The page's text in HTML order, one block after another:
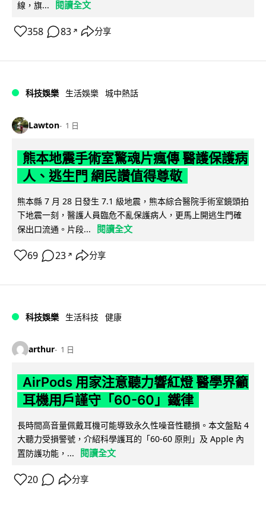
線，旗...
閱讀全文
358 83 ↗ 分享
科技娛樂 生活娛樂 城中熱話
Lawton 1 日
熊本地震手術室驚魂片瘋傳 醫護保護病
人、逃生門 網民讚值得尊敬
熊本縣 7 月 28 日發生 7.1 級地震，熊本綜合醫院手術室鏡頭拍
下地震一刻，醫護人員臨危不亂保護病人，更馬上開逃生門確
保出口流通。片段...
閱讀全文
69 23 ↗ 分享
科技娛樂 生活科技 健康
arthur 1 日
AirPods 用家注意聽力響紅燈 醫學界籲
耳機用戶謹守「60-60」鐵律
長時間高音量佩戴耳機可能導致永久性噪音性聽損。本文盤點 4
大聽力受損警號，介紹科學護耳的「60-60 原則」及 Apple 內
置防護功能，...
閱讀全文
20 分享